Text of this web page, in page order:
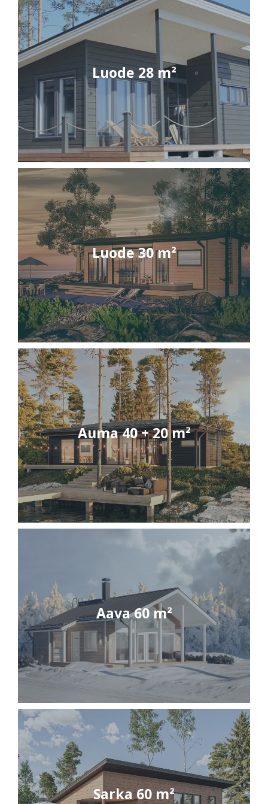
Luode 28 m²
Luode 30 m²
Auma 40 + 20 m²
Aava 60 m²
Sarka 60 m²